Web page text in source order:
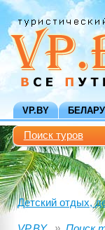
VP.BY
Поиск туров
Детский отдых,